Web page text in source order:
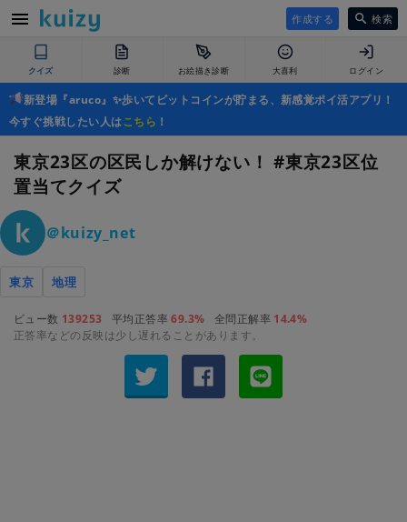
作成する 検索
クイズ 診断 お絵描き診断 大喜利 ログイン
新登場『aruco』✨歩いてビットコインが貯まる、新感覚ポイ活アプリ！
今すぐ挑戦したい人はこちら ！
東京23区の区民しか解けない！ #東京23区位
置当てクイズ
＠kuizy_net
東京 地理
ビュー数 139253 平均正答率69.3% 全問正解率 14.4%
正答率などの反映は少し遅れることがあります。